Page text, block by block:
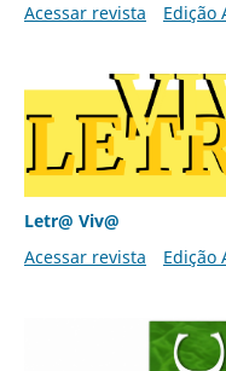
Acessar revista
Edição
Letr@ Viv@
Acessar revista
Edição